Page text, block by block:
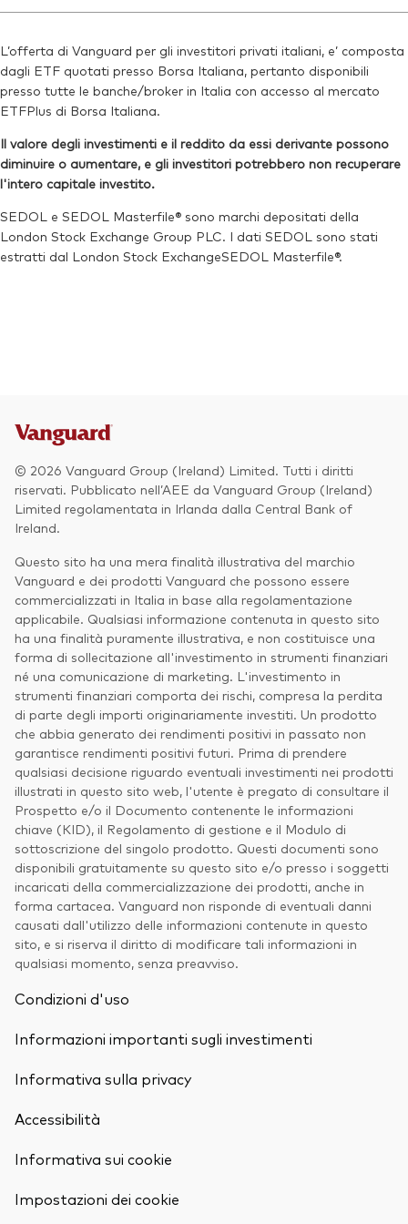
Reuters:VWRA.L
SEDOL:BK5XTF1
Ticker di borsa:VWRA
ISIN:IE00BK5BQT80
Reuters:VWRP.L
SEDOL: BK5XT51
Ticker di borsa:VWRP
L’offerta di Vanguard per gli investitori privati italiani, e’ composta
dagli ETF quotati presso Borsa Italiana, pertanto disponibili
presso tutte le banche/broker in Italia con accesso al mercato
ETFPlus di Borsa Italiana.
Il valore degli investimenti e il reddito da essi derivante possono
diminuire o aumentare, e gli investitori potrebbero non recuperare
l'intero capitale investito.
SEDOL e SEDOL Masterfile® sono marchi depositati della
London Stock Exchange Group PLC. I dati SEDOL sono stati
estratti dal London Stock ExchangeSEDOL Masterfile®.
© 2026 Vanguard Group (Ireland) Limited. Tutti i diritti
riservati. Pubblicato nell’AEE da Vanguard Group (Ireland)
Limited regolamentata in Irlanda dalla Central Bank of
Ireland.
Questo sito ha una mera finalità illustrativa del marchio
Vanguard e dei prodotti Vanguard che possono essere
commercializzati in Italia in base alla regolamentazione
applicabile. Qualsiasi informazione contenuta in questo sito
ha una finalità puramente illustrativa, e non costituisce una
forma di sollecitazione all'investimento in strumenti finanziari
né una comunicazione di marketing. L'investimento in
strumenti finanziari comporta dei rischi, compresa la perdita
di parte degli importi originariamente investiti. Un prodotto
che abbia generato dei rendimenti positivi in passato non
garantisce rendimenti positivi futuri. Prima di prendere
qualsiasi decisione riguardo eventuali investimenti nei prodotti
illustrati in questo sito web, l'utente è pregato di consultare il
Prospetto e/o il Documento contenente le informazioni
chiave (KID), il Regolamento di gestione e il Modulo di
sottoscrizione del singolo prodotto. Questi documenti sono
disponibili gratuitamente su questo sito e/o presso i soggetti
incaricati della commercializzazione dei prodotti, anche in
forma cartacea. Vanguard non risponde di eventuali danni
causati dall'utilizzo delle informazioni contenute in questo
sito, e si riserva il diritto di modificare tali informazioni in
qualsiasi momento, senza preavviso.
Condizioni d'uso
Informazioni importanti sugli investimenti
Informativa sulla privacy
Accessibilità
Informativa sui cookie
Impostazioni dei cookie